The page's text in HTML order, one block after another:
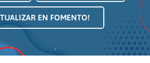
EN FOMENTO!